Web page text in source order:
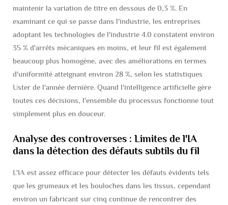
maintenir la variation de titre en dessous de 0,3 %. En
examinant ce qui se passe dans l'industrie, les entreprises
adoptant les technologies de l'industrie 4.0 constatent environ
35 % d'arrêts mécaniques en moins, et leur fil est également
beaucoup plus homogène, avec des améliorations en termes
d'uniformité atteignant environ 28 %, selon les statistiques
Uster de l'année dernière. Quand l'intelligence artificielle gère
toutes ces décisions, l'ensemble du processus fonctionne tout
simplement plus en douceur.
Analyse des controverses : Limites de l'IA
dans la détection des défauts subtils du fil
L'IA est assez efficace pour détecter les défauts évidents tels
que les grumeaux et les bouloches dans les tissus, cependant
environ un fabricant sur cinq continue de rencontrer des